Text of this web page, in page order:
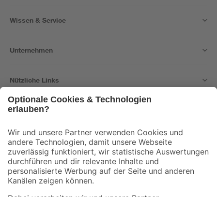
Wissen & Service
Unternehmen
Nützliche Links
Der toom Newsletter: Keine Angebote und Aktionen mehr verpassen!
Zur Newsletter Anmeldung
Folge uns